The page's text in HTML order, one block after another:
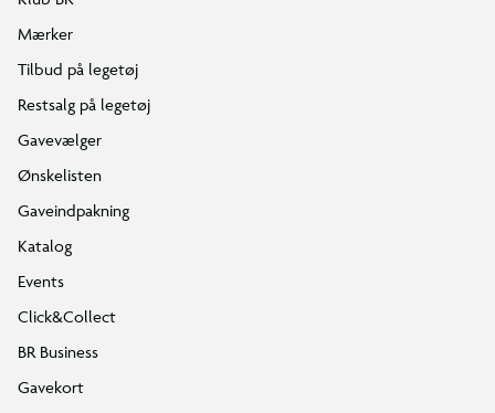
Mærker
Tilbud på legetøj
Restsalg på legetøj
Gavevælger
Ønskelisten
Gaveindpakning
Katalog
Events
Click&Collect
BR Business
Gavekort